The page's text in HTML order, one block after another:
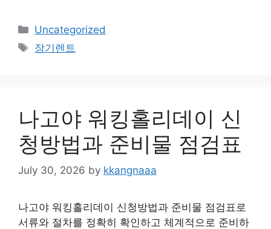
Categories
Uncategorized
Tags
장기렌트
나고야 워킹홀리데이 신
청방법과 준비물 점검표
July 30, 2026 by kkangnaaa
나고야 워킹홀리데이 신청방법과 준비물 점검표로
서류와 절차를 정확히 확인하고 체계적으로 준비하